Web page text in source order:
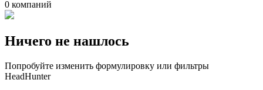
0 компаний
Ничего не нашлось
Попробуйте изменить формулировку или фильтры
HeadHunter